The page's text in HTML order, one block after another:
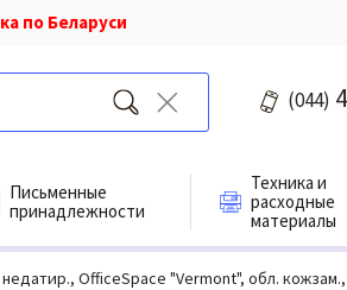
по Беларуси
(044)
Письменные
принадлежности
Техника и
расходные
материалы
OfficeSpace "Vermont", обл.